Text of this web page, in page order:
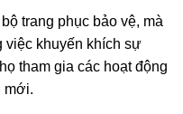
trang phục bảo vệ, mà
việc khuyến khích sự
tham gia các hoạt động
mới.